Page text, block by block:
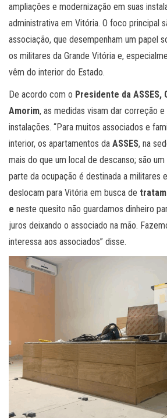
ampliações e modernização em suas
administrativa em Vitória. O foco principal
associação, que desempenham um papel
os militares da Grande Vitória e,
vêm do interior do Estado.
De acordo com o Presidente da ASSES,
Amorim, as medidas visam dar correção e
instalações. “Para muitos associados e
interior, os apartamentos da ASSES, na
mais do que um local de descanso; são
parte da ocupação é destinada a militares
deslocam para Vitória em busca de
e neste quesito não guardamos dinheiro
juros deixando o associado na mão.
interessa aos associados” disse.